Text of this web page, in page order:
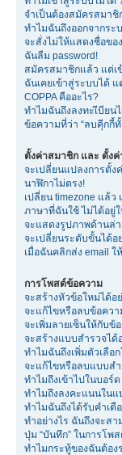
จำเป็นต้องสมัครสมาชิ
ทำไมฉันถึงออกจากร
จะสั่งไม่ให้แสดงชื่อขอ
ฉันลืม password!
สมัครสมาชิกแล้ว แต่เ
ฉันเคยเข้าสู่ระบบได้
COPPA คืออะไร?
ทำไมฉันถึงลงทะเีบียน
ข้อความที่ว่า “ลบคุีกกี้
ตั้งค่าสมาชิก และ ตั้งค่
จะเปลี่ยนแปลงการตั้ง
นาฬิกาไม่ตรง!
เปลี่ยน timezone แล้ว
ภาษาที่ฉันใช้ ไม่ได้อยู่ใ
จะแสดงรูปภาพด้านล่า
จะเปลี่ยนระดับขั้นได้อ
เมื่อฉันคลิกส่ง email
การโพสต์ข้อความ
จะสร้างหัวข้อใหม่ได้อ
จะแก้ไขหรือลบข้อคว
จะเพิ่มลายเซ็นให้กับข้
จะสร้างแบบสำรวจได้
ทำไมฉันถึงเพิ่มตัวเลือ
จะแก้ไขหรือลบแบบสำ
ทำไมถึงเข้าไปในบอร์
ทำไมถึงลงคะแนนในแ
ทำไมฉันถึงได้รับคำเตื
ทำอย่างไร ฉันถึงจะส
ปุ่ม “บันทึก” ในการโพ
ทำไมกระทู้ของฉันต้อง